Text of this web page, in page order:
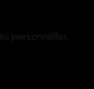
personnelles